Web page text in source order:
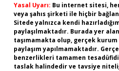
Yasal Uyarı: Bu internet sitesi,
veya şahıs şirketi ile hiçbir
Sitede yalnızca kendi
paylaşılmaktadır. Burada yer
taşımamakta olup, gerçek
paylaşım yapılmamaktadır.
benzerlikleri tamamen
taslak halindedir ve tavsiye